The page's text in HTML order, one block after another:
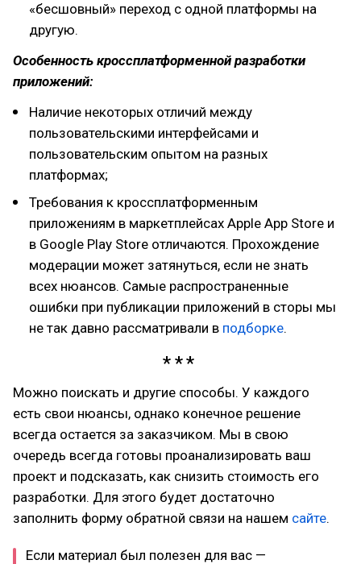
«бесшовный» переход с одной платформы на
другую.
Особенность кроссплатформенной разработки
приложений:
Наличие некоторых отличий между
пользовательскими интерфейсами и
пользовательским опытом на разных
платформах;
Требования к кроссплатформенным
приложениям в маркетплейсах Apple App Store и
в Google Play Store отличаются. Прохождение
модерации может затянуться, если не знать
всех нюансов. Самые распространенные
ошибки при публикации приложений в сторы мы
не так давно рассматривали в подборке.
Можно поискать и другие способы. У каждого
есть свои нюансы, однако конечное решение
всегда остается за заказчиком. Мы в свою
очередь всегда готовы проанализировать ваш
проект и подсказать, как снизить стоимость его
разработки. Для этого будет достаточно
заполнить форму обратной связи на нашем сайте.
Если материал был полезен для вас —